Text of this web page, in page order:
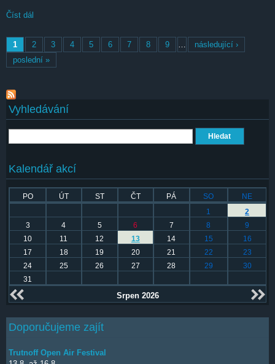
Číst dál
Stránky
1 2 3 4 5 6 7 8 9
následující ›
poslední »
Vyhledávání
Kalendář akcí
PO ÚT ST ČT PÁ SO
NE
1
2
3
4 5 6 7 8
9
10
11 12 13 14 15
16
17
18 19 20 21 22
23
24
25 26 27 28 29
30
31
Srpen 2026
Doporučujeme zajít
Trutnoff Open Air Festival